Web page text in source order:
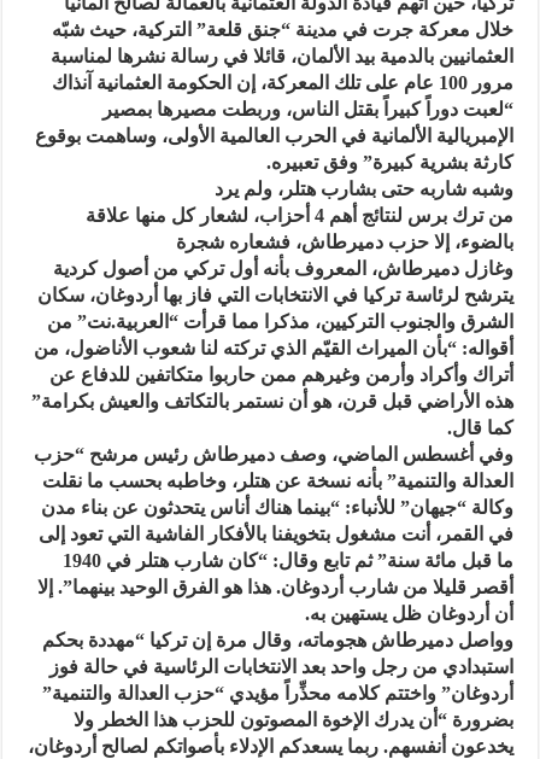
خلال معركة جرت في مدينة “جنق قلعة” التركية، حيث شبّه
العثمانيين بالدمية بيد الألمان، قائلا في رسالة نشرها لمناسبة
مرور 100 عام على تلك المعركة، إن الحكومة العثمانية آنذاك
“لعبت دوراً كبيراً بقتل الناس، وربطت مصيرها بمصير
الإمبريالية الألمانية في الحرب العالمية الأولى، وساهمت بوقوع
كارثة بشرية كبيرة” وفق تعبيره.
وشبه شاربه حتى بشارب هتلر، ولم يرد
من ترك برس لنتائج أهم 4 أحزاب، لشعار كل منها علاقة
بالضوء، إلا حزب دميرطاش، فشعاره شجرة
وغازل دميرطاش، المعروف بأنه أول تركي من أصول كردية
يترشح لرئاسة تركيا في الانتخابات التي فاز بها أردوغان، سكان
الشرق والجنوب التركيين، مذكرا مما قرأت “العربية.نت” من
أقواله: “بأن الميراث القيّم الذي تركته لنا شعوب الأناضول، من
أتراك وأكراد وأرمن وغيرهم ممن حاربوا متكاتفين للدفاع عن
هذه الأراضي قبل قرن، هو أن نستمر بالتكاتف والعيش بكرامة”
كما قال.
وفي أغسطس الماضي، وصف دميرطاش رئيس مرشح “حزب
العدالة والتنمية” بأنه نسخة عن هتلر، وخاطبه بحسب ما نقلت
وكالة “جيهان” للأنباء: “بينما هناك أناس يتحدثون عن بناء مدن
في القمر، أنت مشغول بتخويفنا بالأفكار الفاشية التي تعود إلى
ما قبل مائة سنة” ثم تابع وقال: “كان شارب هتلر في 1940
أقصر قليلا من شارب أردوغان. هذا هو الفرق الوحيد بينهما”. إلا
أن أردوغان ظل يستهين به.
وواصل دميرطاش هجوماته، وقال مرة إن تركيا “مهددة بحكم
استبدادي من رجل واحد بعد الانتخابات الرئاسية في حالة فوز
أردوغان” واختتم كلامه محذِّراً مؤيدي “حزب العدالة والتنمية”
بضرورة “أن يدرك الإخوة المصوتون للحزب هذا الخطر ولا
يخدعون أنفسهم. ربما يسعدكم الإدلاء بأصواتكم لصالح أردوغان،